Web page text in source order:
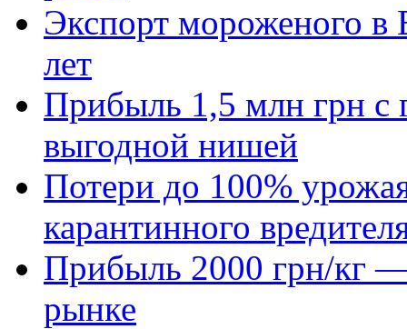
Экспорт мороженого в
лет
Прибыль 1,5 млн грн с
выгодной нишей
Потери до 100%
карантинного
Прибыль 2000 грн/кг —
рынке